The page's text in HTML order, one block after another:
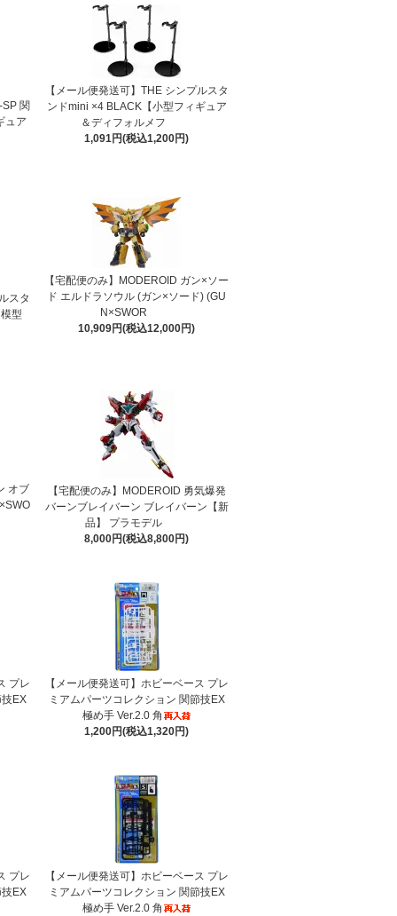
SP 関
ュア
【メール便発送可】THE シンプルスタ
ンドmini ×4 BLACK【小型フィギュア
＆ディフォルメフ
1,091円(税込1,200円)
スタ
型
【宅配便のみ】MODEROID ガン×ソー
ド エルドラソウル (ガン×ソード) (GU
N×SWOR
10,909円(税込12,000円)
オブ
【宅配便のみ】MODEROID 勇気爆発
バーンブレイバーン ブレイバーン【新
品】 プラモデル
8,000円(税込8,800円)
プレ
EX
【メール便発送可】ホビーベース プレ
ミアムパーツコレクション 関節技EX
極め手 Ver.2.0 角
1,200円(税込1,320円)
プレ
EX
【メール便発送可】ホビーベース プレ
ミアムパーツコレクション 関節技EX
極め手 Ver.2.0 角